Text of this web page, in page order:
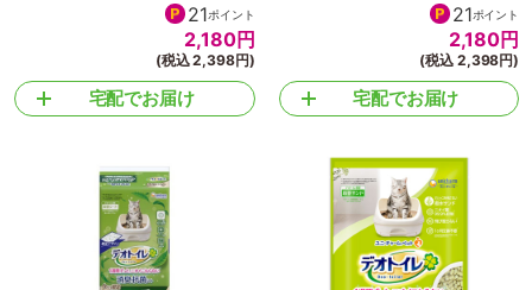
21ポイント
2,180円
(税込 2,398円)
宅配でお届け
21ポイント
2,180円
(税込 2,398円)
宅配でお届け